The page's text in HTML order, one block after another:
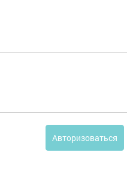
Авторизоваться